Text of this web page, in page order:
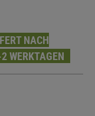
NACH
WERKTAGEN